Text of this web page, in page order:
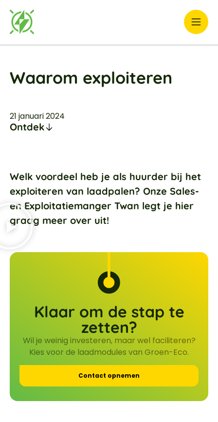
Waarom exploiteren
21 januari 2024
Ontdek
Welk voordeel heb je als huurder bij het
exploiteren van laadpalen? Onze Sales-
en Exploitatiemanger Twan legt je hier
graag meer over uit!
Klaar om de stap te
zetten?
Wil je weinig investeren, maar wel faciliteren?
Kies voor de laadmodules van Groen-Eco.
Contact opnemen